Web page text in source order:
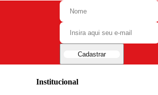
Cadastrar
Institucional